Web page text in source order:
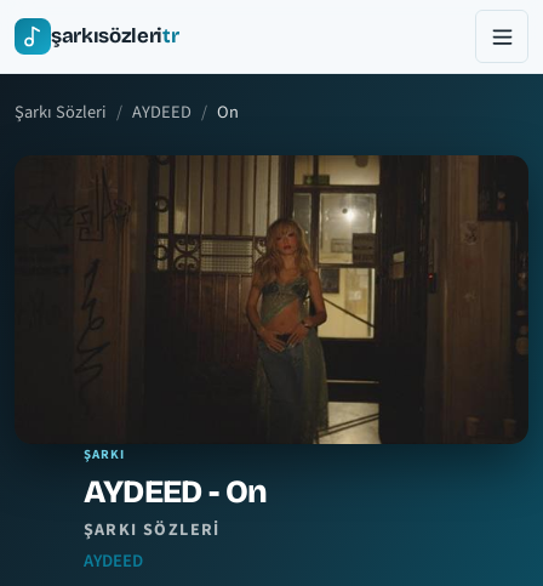
şarkısözleritr
Şarkı Sözleri AYDEED On
ŞARKI
AYDEED - On
ŞARKI SÖZLERI
AYDEED